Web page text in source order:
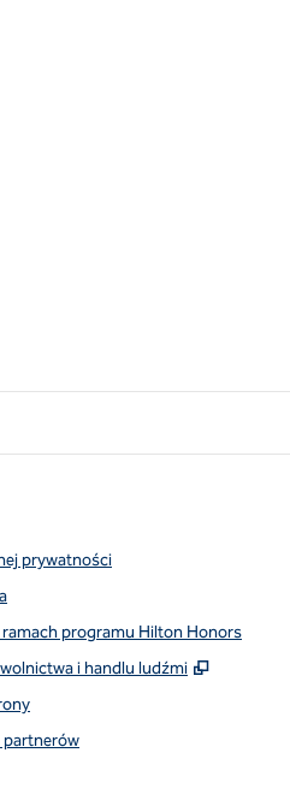
prywatności
programu Hilton Honors
i handlu ludźmi
,
partnerów